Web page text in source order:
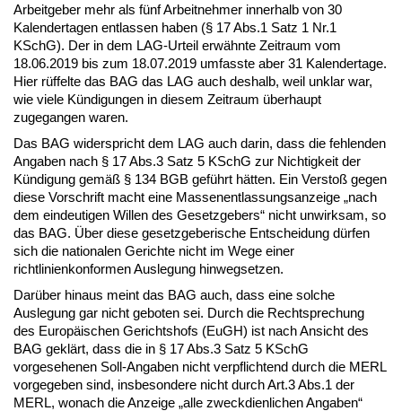
Arbeitgeber mehr als fünf Arbeitnehmer innerhalb von 30
Kalendertagen entlassen haben (§ 17 Abs.1 Satz 1 Nr.1
KSchG). Der in dem LAG-Urteil erwähnte Zeitraum vom
18.06.2019 bis zum 18.07.2019 umfasste aber 31 Kalendertage.
Hier rüffelte das BAG das LAG auch deshalb, weil unklar war,
wie viele Kündigungen in diesem Zeitraum überhaupt
zugegangen waren.
Das BAG widerspricht dem LAG auch darin, dass die fehlenden
Angaben nach § 17 Abs.3 Satz 5 KSchG zur Nichtigkeit der
Kündigung gemäß § 134 BGB geführt hätten. Ein Verstoß gegen
diese Vorschrift macht eine Massenentlassungsanzeige „nach
dem eindeutigen Willen des Gesetzgebers“ nicht unwirksam, so
das BAG. Über diese gesetzgeberische Entscheidung dürfen
sich die nationalen Gerichte nicht im Wege einer
richtlinienkonformen Auslegung hinwegsetzen.
Darüber hinaus meint das BAG auch, dass eine solche
Auslegung gar nicht geboten sei. Durch die Rechtsprechung
des Europäischen Gerichtshofs (EuGH) ist nach Ansicht des
BAG geklärt, dass die in § 17 Abs.3 Satz 5 KSchG
vorgesehenen Soll-Angaben nicht verpflichtend durch die MERL
vorgegeben sind, insbesondere nicht durch Art.3 Abs.1 der
MERL, wonach die Anzeige „alle zweckdienlichen Angaben“